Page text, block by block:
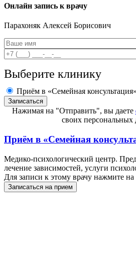
Онлайн запись к врачу
Парахоняк Алексей Борисович
Выберите клинику
Приём в «Семейная консультация»
Нажимая на "Отправить", вы даете
своих персональных
Приём в «Семейная
Медико-психологический центр.
лечение зависимостей, услуги
Для записи к этому врачу нажмите
Записаться на прием